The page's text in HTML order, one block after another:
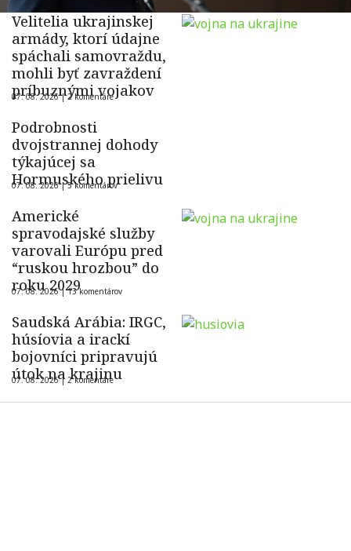
Velitelia ukrajinskej
armády, ktorí údajne
spáchali samovraždu,
mohli byť zavraždení
príbuznými vojakov
07. 08. 2026 |2 komentáre
Podrobnosti
dvojstrannej dohody
týkajúcej sa
Hormuského prielivu
07. 08. 2026 |5 komentárov
Americké
spravodajské služby
varovali Európu pred
“ruskou hrozbou” do
roku 2029
07. 08. 2026 |13 komentárov
Saudská Arábia: IRGC,
húsíovia a irackí
bojovníci pripravujú
útok na krajinu
07. 08. 2026 |2 komentáre